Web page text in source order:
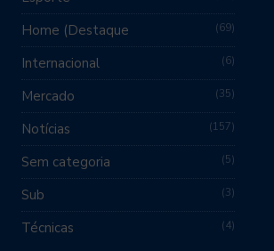
Home (Destaque 69
Internacional 6
Mercado 35
Notícias 157
Sem categoria 5
Sub 3
Técnicas 4